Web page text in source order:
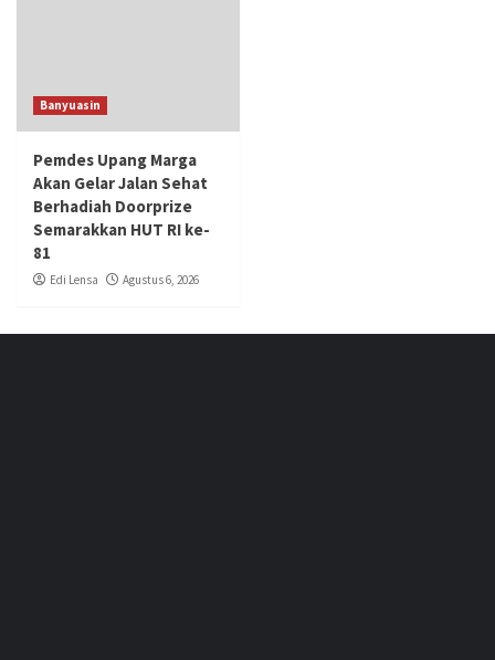
Banyuasin
Pemdes Upang Marga
Akan Gelar Jalan Sehat
Berhadiah Doorprize
Semarakkan HUT RI ke-
81
Edi Lensa Agustus 6, 2026